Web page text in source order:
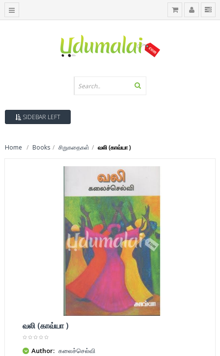
SIDEBAR LEFT
Home Books சிறுகதைகள் வலி (காவ்யா )
வலி (காவ்யா )
Author: கலைச்செல்வி